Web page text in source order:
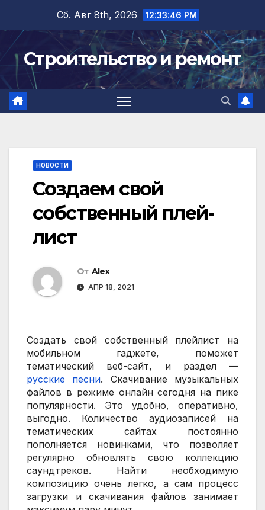
содержимому
Сб. Авг 8th, 2026 12:33:47 PM
Строительство и ремонт
НОВОСТИ
Создаем свой
собственный плей-
лист
От Alex
АПР 18, 2021
Создать свой собственный плейлист на
мобильном гаджете, поможет
тематический веб-сайт, и раздел —
русские песни. Скачивание музыкальных
файлов в режиме онлайн сегодня на пике
популярности. Это удобно, оперативно,
выгодно. Количество аудиозаписей на
тематических сайтах постоянно
пополняется новинками, что позволяет
регулярно обновлять свою коллекцию
саундтреков. Найти необходимую
композицию очень легко, а сам процесс
загрузки и скачивания файлов занимает